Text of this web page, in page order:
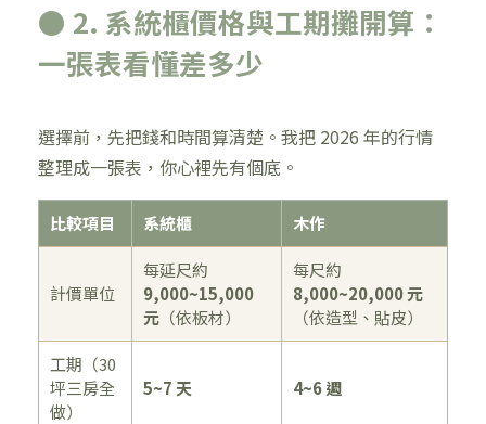
● 2. 系統櫃價格與工期攤開算：
一張表看懂差多少
選擇前，先把錢和時間算清楚。我把 2026 年的行情
整理成一張表，你心裡先有個底。
比較項目 系統櫃 木作
計價單位
每延尺約
9,000~15,000
元 （依板材）
每尺約
8,000~20,000 元
（依造型、貼皮）
工期（30
坪三房全
做）
5~7 天 4~6 週